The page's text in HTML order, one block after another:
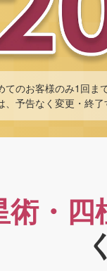
のお客様のみ1回ま
予告なく変更・終
術・